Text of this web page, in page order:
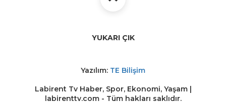
YUKARI ÇIK
Yazılım: TE Bilişim
Labirent Tv Haber, Spor, Ekonomi, Yaşam |
labirenttv.com - Tüm hakları saklıdır.